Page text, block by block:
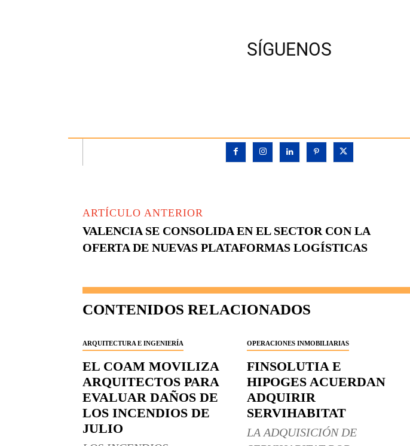
SÍGUENOS
ARTÍCULO ANTERIOR
VALENCIA SE CONSOLIDA EN EL SECTOR CON LA
OFERTA DE NUEVAS PLATAFORMAS LOGÍSTICAS
CONTENIDOS RELACIONADOS
ARQUITECTURA E INGENIERÍA
EL COAM MOVILIZA
ARQUITECTOS PARA
EVALUAR DAÑOS DE
LOS INCENDIOS DE
JULIO
OPERACIONES INMOBILIARIAS
FINSOLUTIA E
HIPOGES ACUERDAN
ADQUIRIR
SERVIHABITAT
LA ADQUISICIÓN DE